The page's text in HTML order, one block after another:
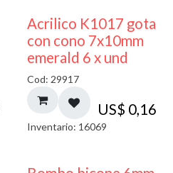
Acrilico K1017 gota
con cono 7x10mm
emerald 6 x und
Cod: 29917
US$ 0,16
Inventario: 16069